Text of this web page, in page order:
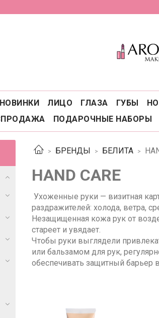
НОВИНКИ ЛИЦО ГЛАЗА ГУБЫ
ПОДАРОЧНЫЕ НАБОРЫ
БРЕНДЫ БЕЛИТА
HAND CARE
Ухоженные руки — визитная
раздражителей: холода, ветра,
Незащищенная кожа рук от
стареет и увядает.
Чтобы руки выглядели
или бальзамом для рук,
обеспечивать защитный барьер